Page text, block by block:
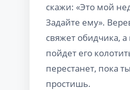
скажи: «Это мой
Задайте ему».
свяжет обидчика, а
пойдет его
перестанет, пока
простишь.